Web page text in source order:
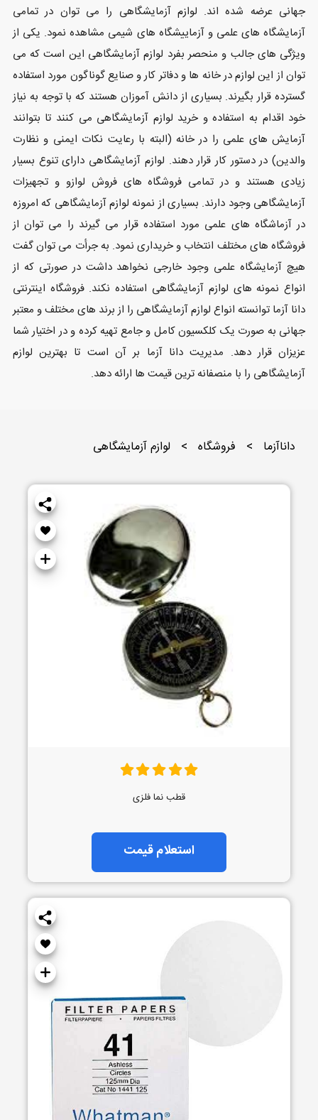
جهانی عرضه شده اند. لوازم آزمایشگاهی را می توان در تمامی
آزمایشگاه های علمی و آزماییشگاه های شیمی مشاهده نمود. یکی از
ویژگی های جالب و منحصر بفرد لوازم آزمایشگاهی این است که می
توان از این لوازم در خانه ها و دفاتر کار و صنایع گوناگون مورد استفاده
گسترده قرار بگیرند. بسیاری از دانش آموزان هستند که با توجه به نیاز
خود اقدام به استفاده و خرید لوازم آزمایشگاهی می کنند تا بتوانند
آزمایش های علمی را در خانه (البته با رعایت نکات ایمنی و نظارت
والدین) در دستور کار قرار دهند. لوازم آزمایشگاهی دارای تنوع بسیار
زیادی هستند و در تمامی فروشگاه های فروش لوازو و تجهیزات
آزمایشگاهی وجود دارند. بسیاری از نمونه لوازم آزمایشگاهی که امروزه
در آزماشگاه های علمی مورد استفاده قرار می گیرند را می توان از
فروشگاه های مختلف انتخاب و خریداری نمود. به جرأت می توان گفت
هیچ آزمایشگاه علمی وجود خارجی نخواهد داشت در صورتی که از
انواع نمونه های لوازم آزمایشگاهی استفاده نکند. فروشگاه اینترنتی
دانا آزما توانسته انواع لوازم آزمایشگاهی را از برند های مختلف و معتبر
جهانی به صورت یک کلکسیون کامل و جامع تهیه کرده و در اختیار شما
عزیزان قرار دهد. مدیریت دانا آزما بر آن است تا بهترین لوازم
آزمایشگاهی را با منصفانه ترین قیمت ها ارائه دهد.
داناآزما > فروشگاه > لوازم آزمایشگاهی
قطب نما فلزی
استعلام قیمت